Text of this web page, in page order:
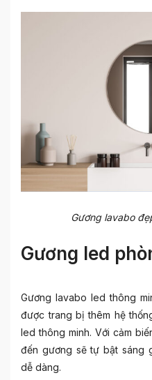
Gương lavabo
Gương led
Gương lavabo led thông
được trang bị thêm hệ
led thông minh. Với cảm
đến gương sẽ tự bật sáng
dễ dàng.